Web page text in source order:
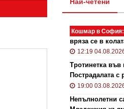
Кошмар в София:
вряза се в
12:19
Тротинетка във
Пострадалата
19:00
Непълнолетни